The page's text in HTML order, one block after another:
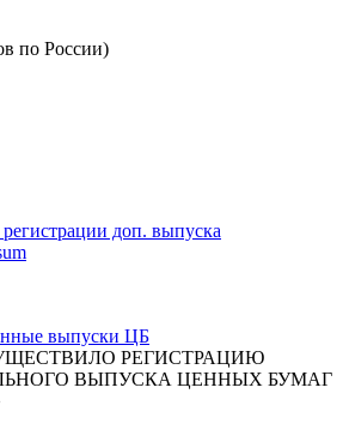
по России)
доп. выпуска
выпуски ЦБ
РЕГИСТРАЦИЮ
ВЫПУСКА ЦЕННЫХ БУМАГ